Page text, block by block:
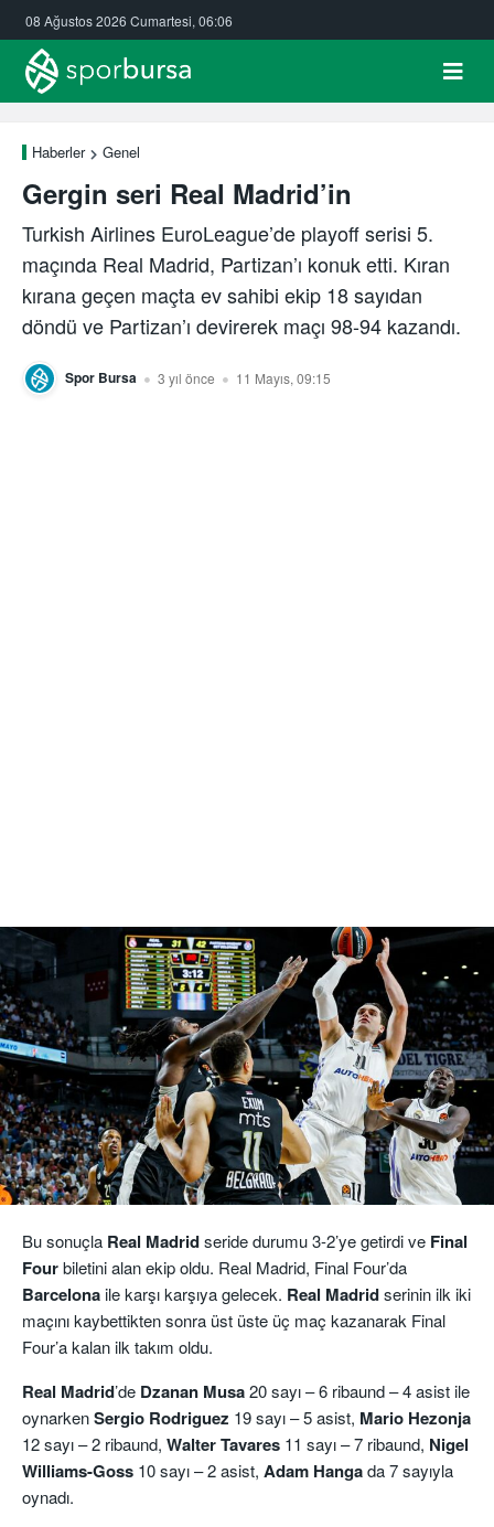
08 Ağustos 2026 Cumartesi, 06:06
Haberler Genel
Gergin seri Real Madrid’in
Turkish Airlines EuroLeague’de playoff serisi 5.
maçında Real Madrid, Partizan’ı konuk etti. Kıran
kırana geçen maçta ev sahibi ekip 18 sayıdan
döndü ve Partizan’ı devirerek maçı 98-94 kazandı.
Spor Bursa 3 yıl önce 11 Mayıs, 09:15
Bu sonuçla Real Madridseride durumu 3-2’ye getirdi ve Final
Fourbiletini alan ekip oldu. Real Madrid, Final Four’da
Barcelonaile karşı karşıya gelecek. Real Madridserinin ilk iki
maçını kaybettikten sonra üst üste üç maç kazanarak Final
Four’a kalan ilk takım oldu.
Real Madrid’de Dzanan Musa20 sayı – 6 ribaund – 4 asist ile
oynarkenSergio Rodriguez 19 sayı – 5 asist, Mario Hezonja
12 sayı – 2 ribaund, Walter Tavares 11 sayı – 7 ribaund, Nigel
Williams-Goss 10 sayı – 2 asist, Adam Hangada 7 sayıyla
oynadı.